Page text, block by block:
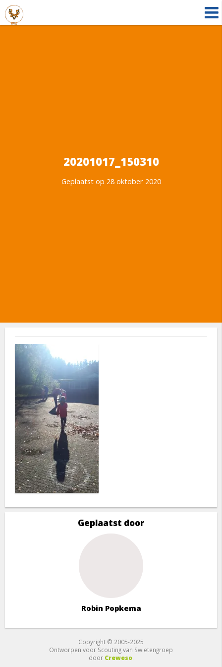
20201017_150310
Geplaatst op 28 oktober 2020
Geplaatst door
Robin Popkema
Copyright © 2005-2025
Ontworpen voor Scouting van Swietengroep
door Creweso.